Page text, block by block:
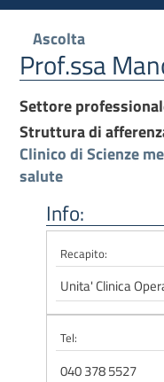
Ascolta
Prof.ssa
Settore
Struttura di
Clinico di Scienze
salute
Info:
Recapito:
Unita' Clinica
Tel:
040 378 5527